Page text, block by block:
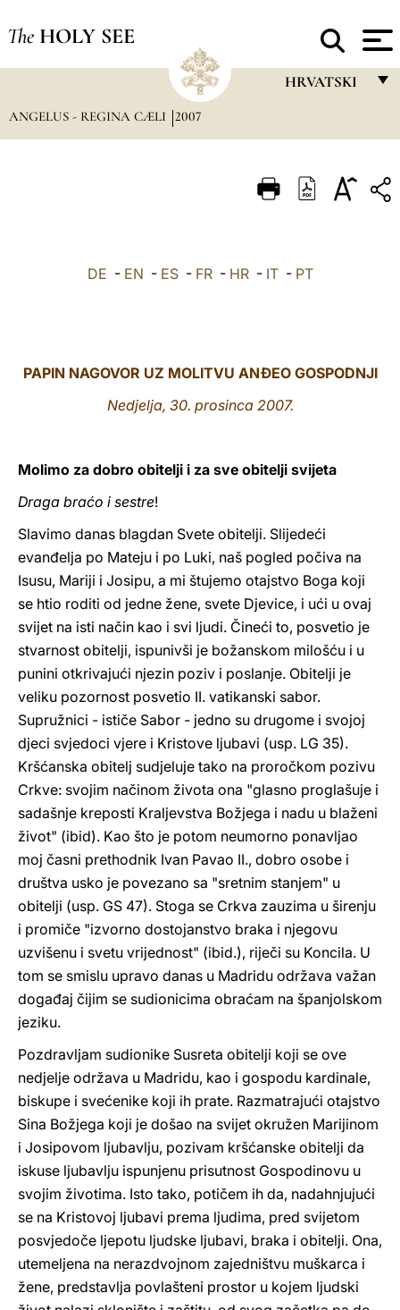
The HOLY SEE
HRVATSKI
ITALIANO
中文
ANGELUS - REGINA CÆLI 2007
DE - EN - ES- FR- HR- IT- PT
PAPIN NAGOVOR UZ MOLITVU ANĐEO GOSPODNJI
Nedjelja, 30. prosinca 2007.
Molimo za dobro obitelji i za sve obitelji svijeta
Draga braćo i sestre!
Slavimo danas blagdan Svete obitelji. Slijedeći
evanđelja po Mateju i po Luki, naš pogled počiva na
Isusu, Mariji i Josipu, a mi štujemo otajstvo Boga koji
se htio roditi od jedne žene, svete Djevice, i ući u ovaj
svijet na isti način kao i svi ljudi. Čineći to, posvetio je
stvarnost obitelji, ispunivši je božanskom milošću i u
punini otkrivajući njezin poziv i poslanje. Obitelji je
veliku pozornost posvetio II. vatikanski sabor.
Supružnici - ističe Sabor - jedno su drugome i svojoj
djeci svjedoci vjere i Kristove ljubavi (usp. LG 35).
Kršćanska obitelj sudjeluje tako na proročkom pozivu
Crkve: svojim načinom života ona "glasno proglašuje i
sadašnje kreposti Kraljevstva Božjega i nadu u blaženi
život" (ibid). Kao što je potom neumorno ponavljao
moj časni prethodnik Ivan Pavao II., dobro osobe i
društva usko je povezano sa "sretnim stanjem" u
obitelji (usp. GS 47). Stoga se Crkva zauzima u širenju
i promiče "izvorno dostojanstvo braka i njegovu
uzvišenu i svetu vrijednost" (ibid.), riječi su Koncila. U
tom se smislu upravo danas u Madridu održava važan
događaj čijim se sudionicima obraćam na španjolskom
jeziku.
Pozdravljam sudionike Susreta obitelji koji se ove
nedjelje održava u Madridu, kao i gospodu kardinale,
biskupe i svećenike koji ih prate. Razmatrajući otajstvo
Sina Božjega koji je došao na svijet okružen Marijinom
i Josipovom ljubavlju, pozivam kršćanske obitelji da
iskuse ljubavlju ispunjenu prisutnost Gospodinovu u
svojim životima. Isto tako, potičem ih da, nadahnjujući
se na Kristovoj ljubavi prema ljudima, pred svijetom
posvjedoče ljepotu ljudske ljubavi, braka i obitelji. Ona,
utemeljena na nerazdvojnom zajedništvu muškarca i
žene, predstavlja povlašteni prostor u kojem ljudski